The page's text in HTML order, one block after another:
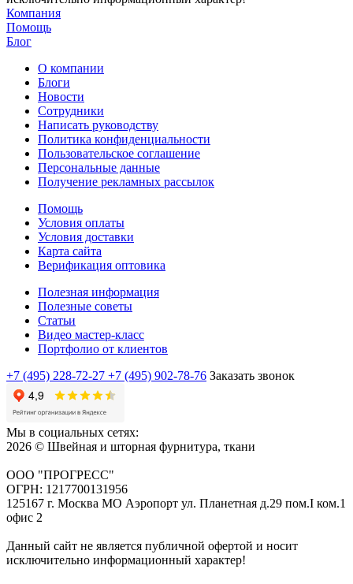
Компания
Помощь
Блог
О компании
Блоги
Новости
Сотрудники
Написать руководству
Политика конфиденциальности
Пользовательское соглашение
Персональные данные
Получение рекламных рассылок
Помощь
Условия оплаты
Условия доставки
Карта сайта
Верификация оптовика
Полезная информация
Полезные советы
Статьи
Видео мастер-класс
Портфолио от клиентов
+7 (495) 228-72-27 +7 (495) 902-78-76 Заказать звонок
Мы в социальных сетях:
2026 © Швейная и шторная фурнитура, ткани
ООО "ПРОГРЕСС"
ОГРН: 1217700131956
125167 г. Москва МО Аэропорт ул. Планетная д.29 пом.I ком.1
офис 2
Данный сайт не является публичной офертой и носит
исключительно информационный характер!